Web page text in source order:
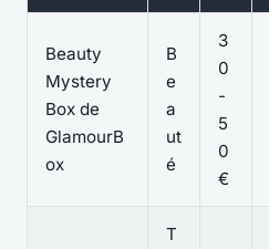
Beauty
Mystery
Box de
GlamourB
ox
B
e
a
ut
é
3
0
-
5
0
€
T